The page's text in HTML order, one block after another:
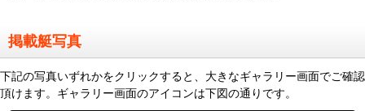
掲載艇写真
下記の写真いずれかをクリックすると、大きなギャラリー画面でご確認
頂けます。ギャラリー画面のアイコンは下図の通りです。